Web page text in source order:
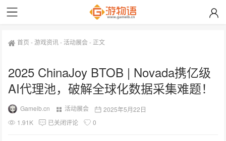
首页 -游戏资讯-活动展会- 正文
2025 ChinaJoy BTOB | Novada携亿级
AI代理池，破解全球化数据采集难题！
Gameib.cn 活动展会
2025年5月22日
1.91K
已关闭评论 0